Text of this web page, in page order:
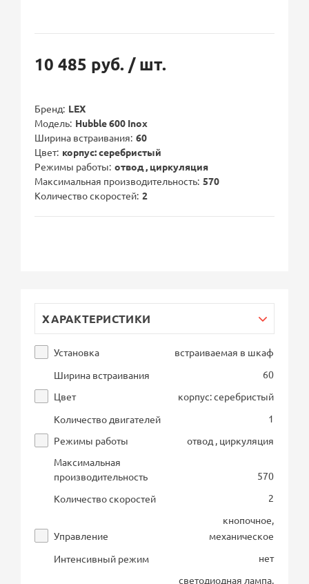
10 485 руб. / шт.
Бренд LEX
Модель Hubble 600 Inox
Ширина встраивания 60
Цвет корпус: серебристый
Режимы работы отвод , циркуляция
Максимальная производительность 570
Количество скоростей 2
ХАРАКТЕРИСТИКИ
Установка
встраиваемая в шкаф
Ширина встраивания
60
Цвет
корпус: серебристый
Количество двигателей
1
Режимы работы
отвод , циркуляция
Максимальная
производительность
570
Количество скоростей
2
Управление
кнопочное,
механическое
Интенсивный режим
нет
светодиодная лампа,